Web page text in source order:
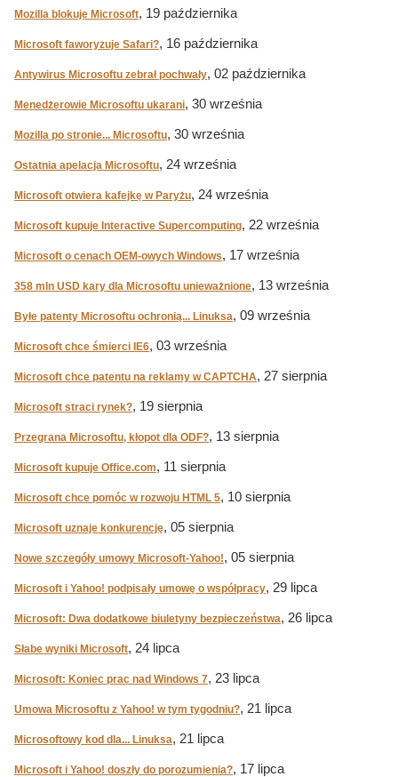
Mozilla blokuje Microsoft, 19 października
Microsoft faworyzuje Safari?, 16 października
Antywirus Microsoftu zebrał pochwały, 02 października
Menedżerowie Microsoftu ukarani, 30 września
Mozilla po stronie... Microsoftu, 30 września
Ostatnia apelacja Microsoftu, 24 września
Microsoft otwiera kafejkę w Paryżu, 24 września
Microsoft kupuje Interactive Supercomputing, 22 września
Microsoft o cenach OEM-owych Windows, 17 września
358 mln USD kary dla Microsoftu unieważnione, 13 września
Byłe patenty Microsoftu ochronią... Linuksa, 09 września
Microsoft chce śmierci IE6, 03 września
Microsoft chce patentu na reklamy w CAPTCHA, 27 sierpnia
Microsoft straci rynek?, 19 sierpnia
Przegrana Microsoftu, kłopot dla ODF?, 13 sierpnia
Microsoft kupuje Office.com, 11 sierpnia
Microsoft chce pomóc w rozwoju HTML 5, 10 sierpnia
Microsoft uznaje konkurencję, 05 sierpnia
Nowe szczegóły umowy Microsoft-Yahoo!, 05 sierpnia
Microsoft i Yahoo! podpisały umowę o współpracy, 29 lipca
Microsoft: Dwa dodatkowe biuletyny bezpieczeństwa, 26 lipca
Słabe wyniki Microsoft, 24 lipca
Microsoft: Koniec prac nad Windows 7, 23 lipca
Umowa Microsoftu z Yahoo! w tym tygodniu?, 21 lipca
Microsoftowy kod dla... Linuksa, 21 lipca
Microsoft i Yahoo! doszły do porozumienia?, 17 lipca